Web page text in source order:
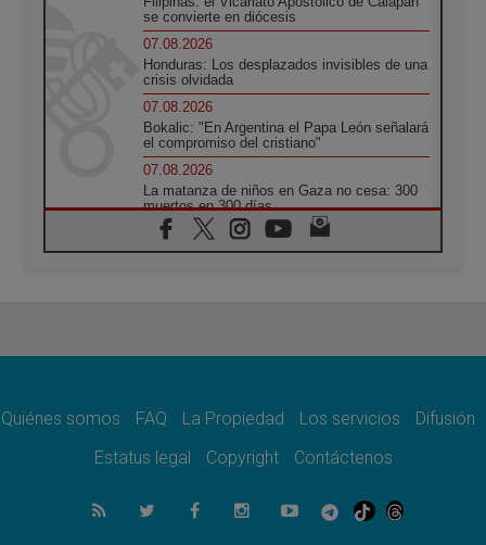
se convierte en diócesis
07.08.2026
Honduras: Los desplazados invisibles de una
crisis olvidada
07.08.2026
Bokalic: "En Argentina el Papa León señalará
el compromiso del cristiano"
07.08.2026
La matanza de niños en Gaza no cesa: 300
muertos en 300 días
07.08.2026
Tagle: La guerra desfigura el mundo, solo la
como misión al servicio del Evangelio
SIGNIS 2026, dar voz a las religiosas en el
07.08.2026
Lanzan un proyecto de empoderamiento
Quiénes somos FAQ La Propiedad Los servicios
Difusión
Estatus legal
Copyright Contáctenos